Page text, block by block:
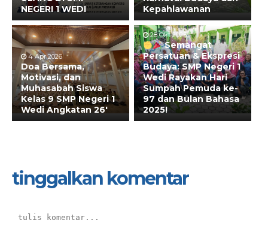
NEGERI 1 WEDI
Kepahlawanan
4 Apr 2026
Doa Bersama,
Motivasi, dan
Muhasabah Siswa
Kelas 9 SMP Negeri 1
Wedi Angkatan 26′
28 Okt 2025
Semangat
Persatuan & Ekspresi
Budaya: SMP Negeri 1
Wedi Rayakan Hari
Sumpah Pemuda ke-
97 dan Bulan Bahasa
2025!
tinggalkan komentar